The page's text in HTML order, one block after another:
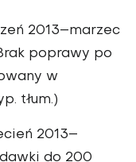
2013–marzec
poprawy po
w
tłum.)
2013–
do 200